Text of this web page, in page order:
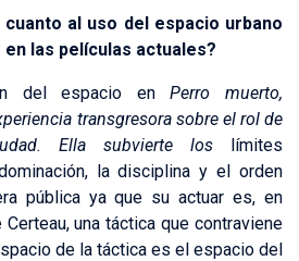
al uso del espacio urbano
las películas actuales?
del espacio enPerro muerto,
transgresora sobre el rol de
Ella subvierte los límites
la disciplina y el orden
pública ya que su actuar es, en
una táctica que contraviene
de la táctica es el espacio del